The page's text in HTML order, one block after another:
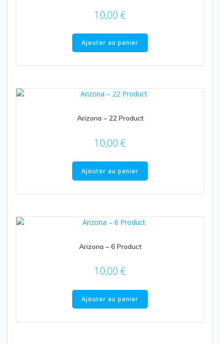
10,00 €
Ajouter au panier
Arizona – 22 Product
10,00 €
Ajouter au panier
Arizona – 6 Product
10,00 €
Ajouter au panier